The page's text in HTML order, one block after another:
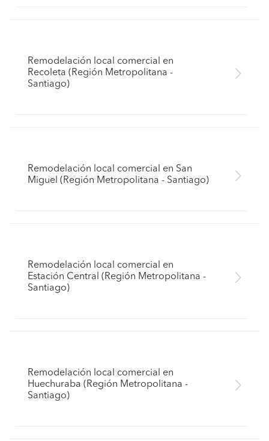
Remodelación local comercial en
Recoleta (Región Metropolitana -
Santiago)
Remodelación local comercial en San
Miguel (Región Metropolitana - Santiago)
Remodelación local comercial en
Estación Central (Región Metropolitana -
Santiago)
Remodelación local comercial en
Huechuraba (Región Metropolitana -
Santiago)